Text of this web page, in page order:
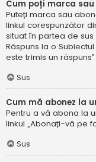
Cum poți marca
Puteți marca sau
linkul corespunzător
situat în partea de
Răspuns la o
este trimis un
Sus
Cum mă abonez la
Pentru a vă abona la
linkul „Abonați-vă pe
Sus